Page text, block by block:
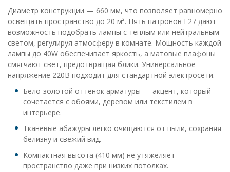
Диаметр конструкции — 660 мм, что позволяет равномерно
освещать пространство до 20 м². Пять патронов E27 дают
возможность подобрать лампы с тёплым или нейтральным
светом, регулируя атмосферу в комнате. Мощность каждой
лампы до 40W обеспечивает яркость, а матовые плафоны
смягчают свет, предотвращая блики. Универсальное
напряжение 220В подходит для стандартной электросети.
Бело-золотой оттенок арматуры — акцент, который
сочетается с обоями, деревом или текстилем в
интерьере.
Тканевые абажуры легко очищаются от пыли, сохраняя
белизну и свежий вид.
Компактная высота (410 мм) не утяжеляет
пространство даже при низких потолках.